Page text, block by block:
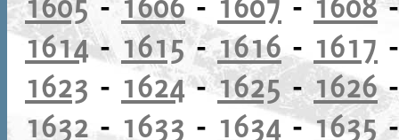
1614- 1615-1616- 1617
1623 - 1624-1625-1626
1632 - 1633 - 1634-1635